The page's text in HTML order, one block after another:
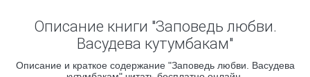
Описание книги "Заповедь любви.
Васудева кутумбакам"
Описание и краткое содержание "Заповедь любви. Васудева